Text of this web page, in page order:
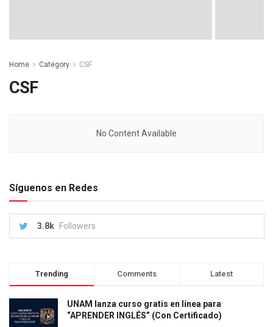
Home Category CSF
CSF
No Content Available
Síguenos en Redes
3.8k Followers
Trending Comments Latest
UNAM lanza curso gratis en línea para
“APRENDER INGLÉS” (Con Certificado)